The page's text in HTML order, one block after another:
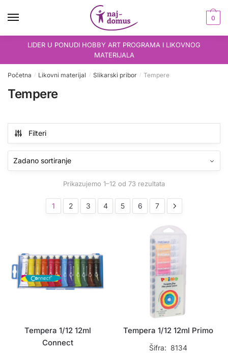
0
LIDER U PONUDI HOBBY ART PROGRAMA I LIKOVNOG
MATERIJALA
Početna / Likovni materijal / Slikarski pribor / Tempere
Tempere
Filteri
Prikazujemo 1–12 od 73 rezultata
1 2 3 4 5 6 7
Tempera 1/12 12ml
Connect
Tempera 1/12 12ml Primo
Šifra: 8134